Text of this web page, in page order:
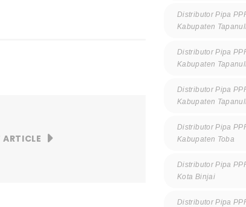
Distributor Pipa
Kabupaten
Distributor Pipa
Kabupaten
Distributor Pipa
Kabupaten
Distributor Pipa
Kabupaten Toba
Distributor Pipa
Kota Binjai
Distributor Pipa